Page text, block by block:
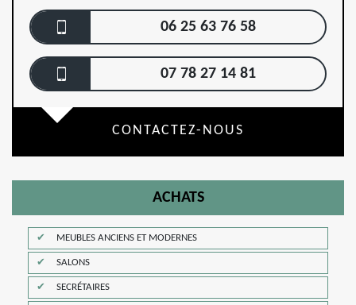
06 25 63 76 58
07 78 27 14 81
CONTACTEZ-NOUS
ACHATS
MEUBLES ANCIENS ET MODERNES
SALONS
SECRÉTAIRES